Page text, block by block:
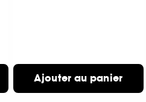
Ajouter au panier